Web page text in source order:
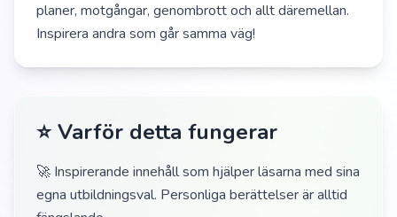
planer, motgångar, genombrott och allt däremellan.
Inspirera andra som går samma väg!
⭐ Varför detta fungerar
🚀 Inspirerande innehåll som hjälper läsarna med sina
egna utbildningsval. Personliga berättelser är alltid